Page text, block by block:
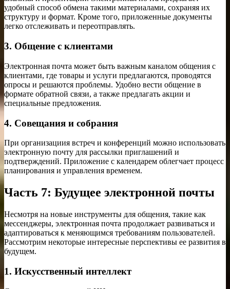
удобный способ обмена такими материалами, сохраняя их
структуру и формат. Кроме того, приложенные документы
легко отслеживать и переотправлять.
3. Общение с клиентами
Электронная почта может быть важным каналом общения с
клиентами, где товары и услуги предлагаются, проводятся
опросы и решаются проблемы. Удобно вести общение в
формате обратной связи, а также предлагать акции и
специальные предложения.
4. Совещания и собрания
При организациия встреч и конференций можно использовать
электронную почту для рассылки приглашений и
подтверждений. Приложение с календарем облегчает процесс
планирования и управления временем.
Часть 7: Будущее электронной почты
Несмотря на новые инструменты для общения, такие как
мессенджеры, электронная почта продолжает развиваться и
адаптироваться к меняющимся требованиям пользователей.
Рассмотрим некоторые интересные перспективы ее развития в
будущем.
1. Искусственный интеллект